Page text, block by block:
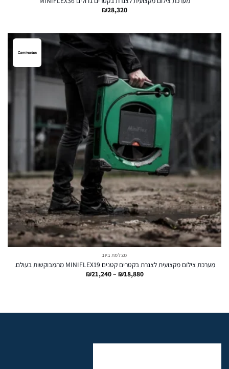
₪28,320
מצלמת ביוב
מערכת צילום מקצועית לצנרת בקטרים קטנים MINIFLEX19 מהמבוקשות בעולם.
₪18,880
–
₪21,240 טווח